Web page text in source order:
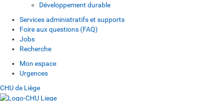
Développement durable
Services administratifs et supports
Foire aux questions (FAQ)
Jobs
Recherche
Mon espace
Urgences
CHU de Liège